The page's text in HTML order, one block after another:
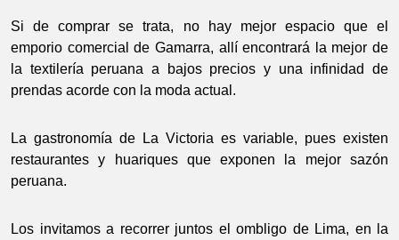
Si de comprar se trata, no hay mejor espacio que el
emporio comercial de Gamarra, allí encontrará la mejor de
la textilería peruana a bajos precios y una infinidad de
prendas acorde con la moda actual.
La gastronomía de La Victoria es variable, pues existen
restaurantes y huariques que exponen la mejor sazón
peruana.
Los invitamos a recorrer juntos el ombligo de Lima, en la